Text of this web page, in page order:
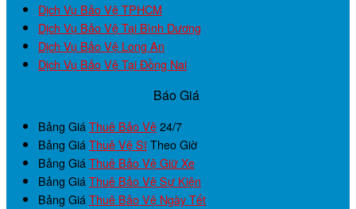
Dịch Vụ Bảo Vệ TPHCM
Dịch Vụ Bảo Vệ Tại Bình Dương
Dịch Vụ Bảo Vệ Long An
Dịch Vụ Bảo Vệ Tại Đồng Nai
Báo Giá
Bảng GiáThuê Bảo Vệ24/7
Bảng GiáThuê Vệ SĩTheo Giờ
Bảng GiáThuê Bảo Vệ Giữ Xe
Bảng GiáThuê Bảo Vệ Sự Kiện
Bảng GiáThuê Bảo Vệ Ngày Tết